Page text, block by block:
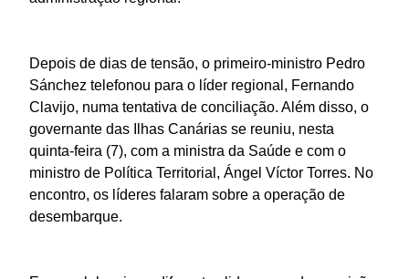
Depois de dias de tensão, o primeiro-ministro Pedro
Sánchez telefonou para o líder regional, Fernando
Clavijo, numa tentativa de conciliação. Além disso, o
governante das Ilhas Canárias se reuniu, nesta
quinta-feira (7), com a ministra da Saúde e com o
ministro de Política Territorial, Ángel Víctor Torres. No
encontro, os líderes falaram sobre a operação de
desembarque.